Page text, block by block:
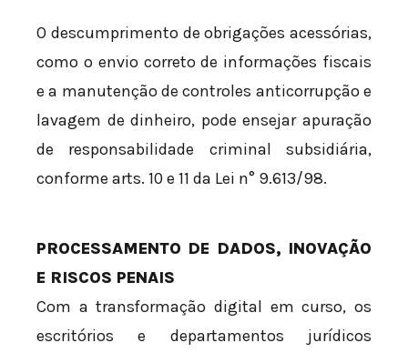
O descumprimento de obrigações acessórias,
como o envio correto de informações fiscais
e a manutenção de controles anticorrupção e
lavagem de dinheiro, pode ensejar apuração
de responsabilidade criminal subsidiária,
conforme arts. 10 e 11 da Lei n° 9.613/98.
PROCESSAMENTO DE DADOS, INOVAÇÃO
E RISCOS PENAIS
Com a transformação digital em curso, os
escritórios e departamentos jurídicos